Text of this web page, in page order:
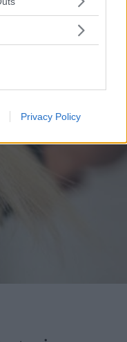
You may click to
in below Google
Privacy Policy